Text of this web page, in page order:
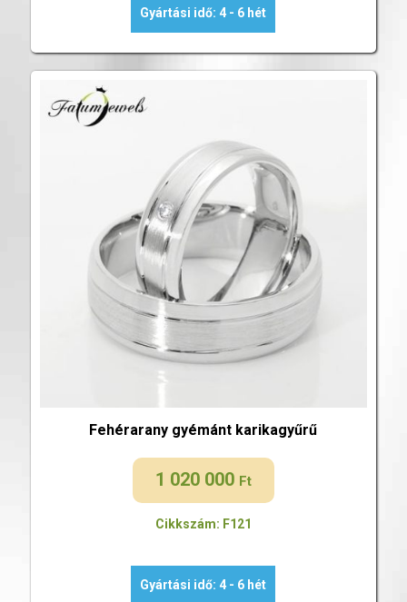
Gyártási idő: 4 - 6 hét
Fehérarany gyémánt karikagyűrű
1 020 000 Ft
Cikkszám: F121
Gyártási idő: 4 - 6 hét